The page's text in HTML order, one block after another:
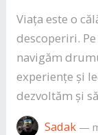
Viața este o
descoperiri.
navigăm
experiențe și
dezvoltăm și
Sadak—